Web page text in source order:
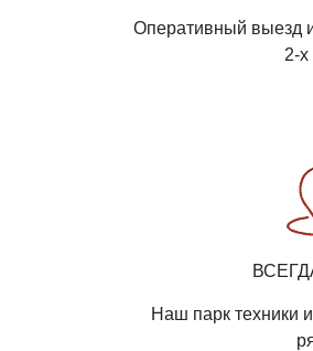
Оперативный выезд
2-х
Наш парк техники